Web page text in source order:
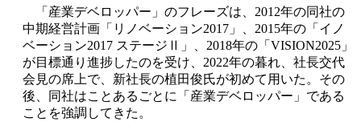
「産業デベロッパー」のフレーズは、2012年の同社の
中期経営計画「リノベーション2017」、2015年の「イノ
ベーション2017 ステージⅡ」、2018年の「VISION2025」
が目標通り進捗したのを受け、2022年の暮れ、社長交代
会見の席上で、新社長の植田俊氏が初めて用いた。その
後、同社はことあるごとに「産業デベロッパー」である
ことを強調してきた。